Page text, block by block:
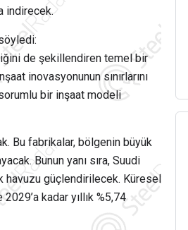
indirecek.
de şekillendiren temel bir
inovasyonunun sınırlarını
bir inşaat modeli
Bu fabrikalar, bölgenin büyük
Bunun yanı sıra, Suudi
havuzu güçlendirilecek. Küresel
kadar yıllık %5,74